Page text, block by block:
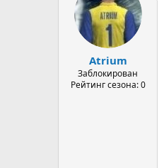
Atrium
Заблокирован
Рейтинг сезона: 0